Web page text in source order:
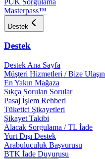
Masterpass™
Destek
Destek
Destek Ana Sayfa
Müşteri Hizmetleri / Bize Ulaşın
En Yakın Mağaza
Sıkça Sorulan Sorular
Pasaj İşlem Rehberi
Tüketici Şikayetleri
Şikayet Takibi
Alacak Sorgulama / TL İade
Yurt Dışı Destek
Arabuluculuk Başvurusu
BTK İade Duyurusu